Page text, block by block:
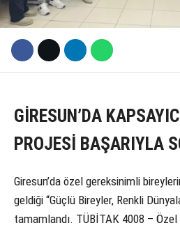
GİRESUN’DA
PROJESİ BAŞARIYLA
Giresun’da özel gereksinimli
geldiği “Güçlü Bireyler, Renkli
tamamlandı. TÜBİTAK 4008 –